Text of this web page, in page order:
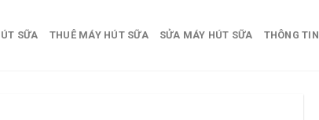
SỮA THUÊ MÁY HÚT SỮA SỬA MÁY HÚT SỮA THÔNG TIN